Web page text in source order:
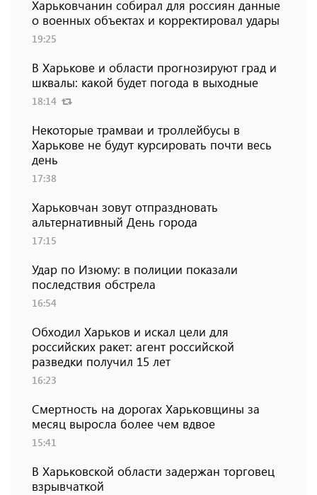
Харьковчанин собирал для россиян данные
о военных объектах и ​​корректировал удары
19:25
В Харькове и области прогнозируют град и
шквалы: какой будет погода в выходные
18:14
Некоторые трамваи и троллейбусы в
Харькове не будут курсировать почти весь
день
17:38
Харьковчан зовут отпраздновать
альтернативный День города
17:15
Удар по Изюму: в полиции показали
последствия обстрела
16:54
Обходил Харьков и искал цели для
российских ракет: агент российской
разведки получил 15 лет
16:23
Смертность на дорогах Харьковщины за
месяц выросла более чем вдвое
15:41
В Харьковской области задержан торговец
взрывчаткой